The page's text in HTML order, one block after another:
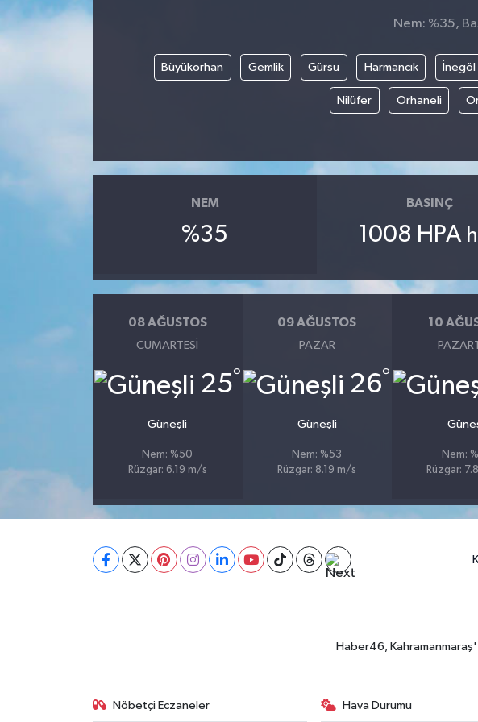
Nem: %35,
Büyükorhan Gemlik Gürsu Harmancık İnegöl
Nilüfer Orhaneli
NEM
%35
BASINÇ
1008 HPA
08 AĞUSTOS
CUMARTESI
25°
Güneşli
Nem: %50
Rüzgar: 6.19 m/s
09 AĞUSTOS
PAZAR
26°
Güneşli
Nem: %53
Rüzgar: 8.19 m/s
10
Nem:
Rüzgar:
Haber46,
Nöbetçi Eczaneler Hava Durumu
YEREL YÖNETİM
SEÇİM 2011
BİLİMNET
Yemek
SİVİL TOPLUM